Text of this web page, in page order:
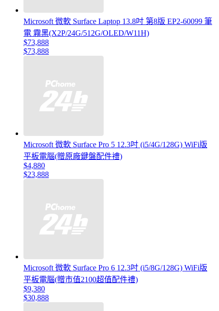
Microsoft 微軟 Surface Laptop 13.8吋 第8版 EP2-60099 筆
電 霧黑(X2P/24G/512G/OLED/W11H)
$73,888
$73,888
Microsoft 微軟 Surface Pro 5 12.3吋 (i5/4G/128G) WiFi版
平板電腦(贈原廠鍵盤配件禮)
$4,880
$23,888
Microsoft 微軟 Surface Pro 6 12.3吋 (i5/8G/128G) WiFi版
平板電腦(贈市值2100超值配件禮)
$9,380
$30,888